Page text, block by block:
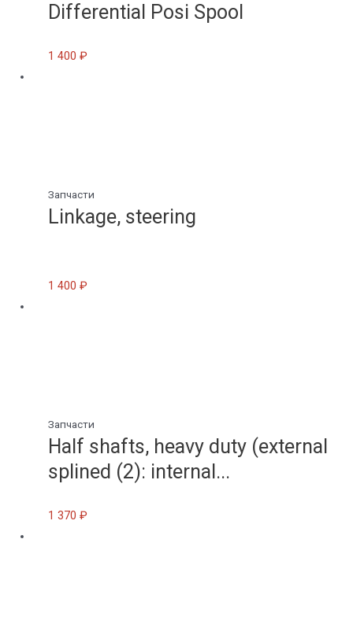
Differential Posi Spool
1 400₽
Запчасти
Linkage, steering
1 400₽
Запчасти
Half shafts, heavy duty (external
splined (2): internal...
1 370₽